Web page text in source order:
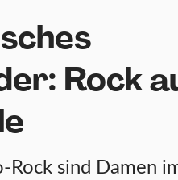
Rock
sind Damen